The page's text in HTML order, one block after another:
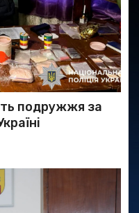
подружжя за